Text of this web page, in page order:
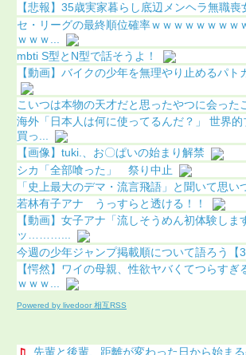
【悲報】35歳実家暮らし底辺メンヘラ無職喪
セ・リーグの最終順位確率ｗｗｗｗｗｗｗｗ
ｗｗｗ...
mbti S型とN型で話そうよ！
【動画】バイクの少年を無理やり止めるパト
こいつは本物の天才だと思ったやつに会った
海外「日本人は何に使ってるんだ？」 世界的
買っ...
【画像】tuki.、お〇ぱいの始まり解禁
シカ「全部喰った」 祭り中止
「史上最大のデマ・流言飛語」と聞いて思い
若林有子アナ うっすらと透ける！！
【動画】女子アナ「流しそうめん初体験し
ッ………...
今週の少年ジャンプ掲載順について語ろう【
【愕然】ワイの母親、性欲ヤバくてつらすぎ
ｗｗｗ...
Powered by livedoor 相互RSS
先輩と後輩、距離が変わった日から始ま